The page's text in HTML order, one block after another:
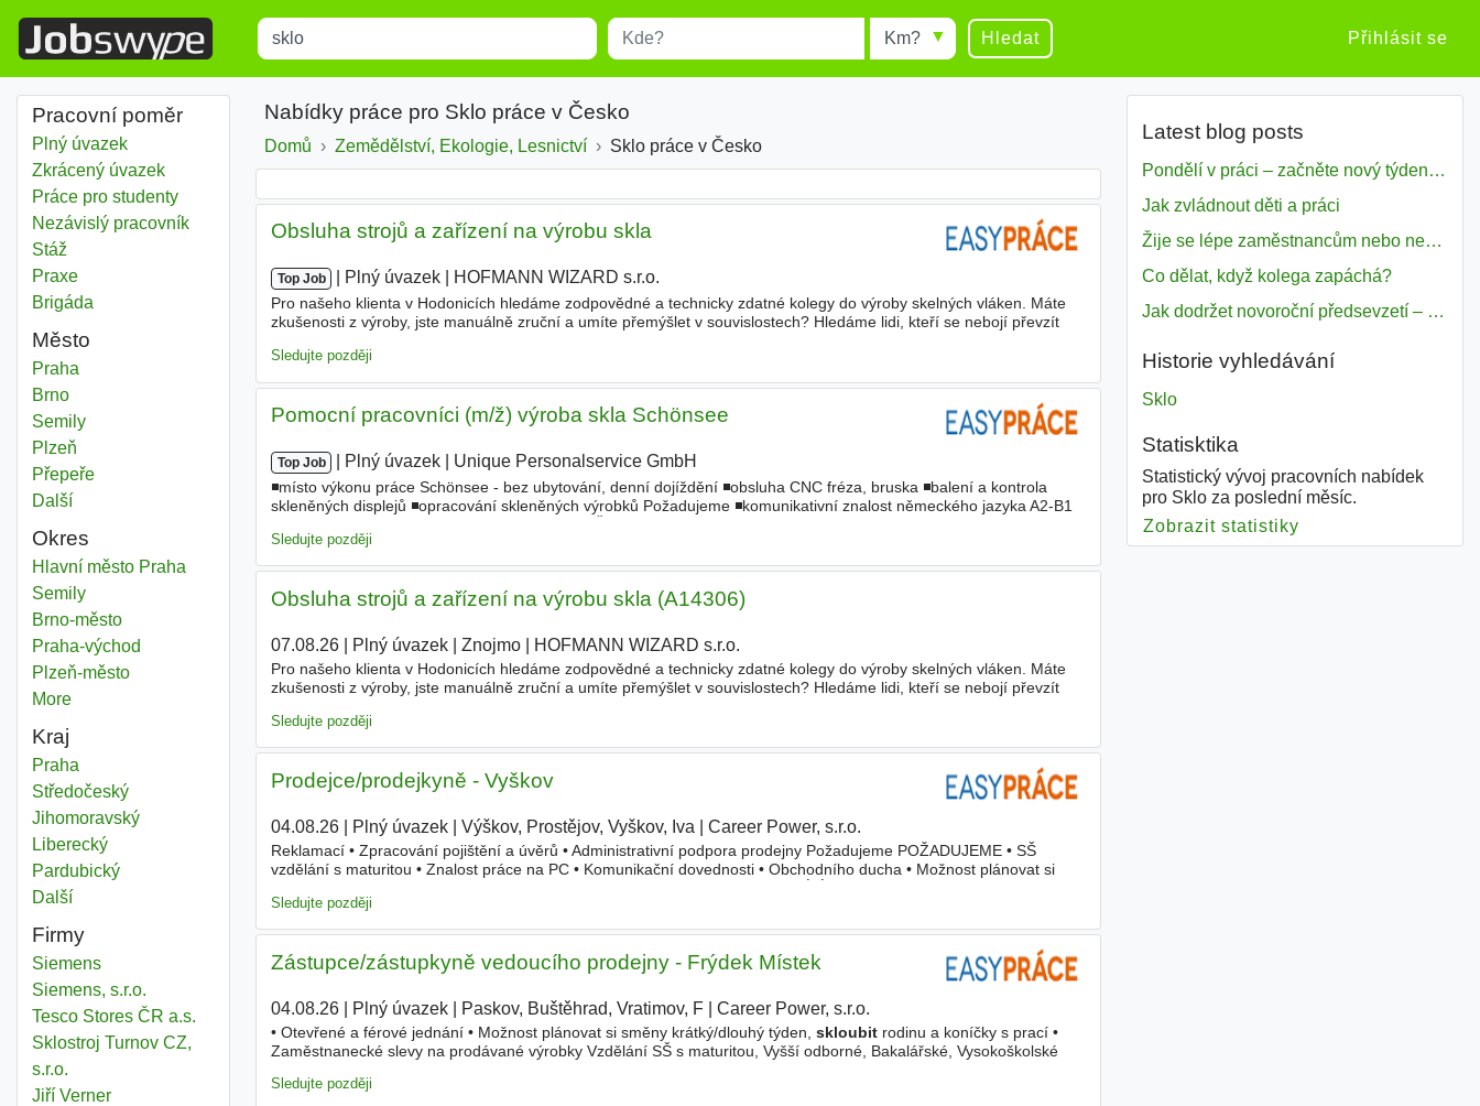
Title Místo Radius Hledat Přihlásit se
Pracovní poměr
Plný úvazek
Zkrácený úvazek
Práce pro studenty
Nezávislý pracovník
Stáž
Praxe
Brigáda
Město
Sklo
Praha
Sklo
Brno
Sklo
Semily
Sklo
Plzeň
Sklo
Přepeře
Dalšíměsta
Okres
Sklo
Hlavní město Praha
Sklo
SemilyOkres
Sklo
Brno-městoOkres
Sklo
Praha-východ
Sklo
Plzeň-městoOkres
Moredistricts
Kraj
Sklo
Praha
Sklo
StředočeskýKraj
Sklo
JihomoravskýKraj
Sklo
LibereckýKraj
Sklo
PardubickýKraj
Dalšíkraj
Firmy
Siemens
Siemens, s.r.o.
Tesco Stores ČR a.s.
Sklostroj Turnov CZ,
s.r.o.
Jiří Verner
Nabídky práce pro Sklo práce v Česko
Domů Zemědělství, Ekologie, Lesnictví Sklo práce v Česko
Obsluha strojů a zařízení na výrobu skla
Top Job Plný úvazek HOFMANN WIZARD s.r.o.
Pro našeho klienta v Hodonicích hledáme zodpovědné a technicky zdatné kolegy do výroby skelných vláken. Máte
zkušenosti z výroby, jste manuálně zruční a umíte přemýšlet v souvislostech? Hledáme lidi, kteří se nebojí převzít
Sledujte později
Pomocní pracovníci (m/ž) výroba skla Schönsee
Top Job Plný úvazek Unique Personalservice GmbH
◾místo výkonu práce Schönsee - bez ubytování, denní dojíždění ◾obsluha CNC fréza, bruska ◾balení a kontrola
skleněných displejů ◾opracování skleněných výrobků Požadujeme ◾komunikativní znalost německého jazyka A2-B1
Sledujte později
Obsluha strojů a zařízení na výrobu skla (A14306)
07.08.26| Plný úvazek| Znojmo| HOFMANN WIZARD s.r.o.
Pro našeho klienta v Hodonicích hledáme zodpovědné a technicky zdatné kolegy do výroby skelných vláken. Máte
zkušenosti z výroby, jste manuálně zruční a umíte přemýšlet v souvislostech? Hledáme lidi, kteří se nebojí převzít
Sledujte později
Prodejce/prodejkyně - Vyškov
04.08.26| Plný úvazek| Výškov, Prostějov, Vyškov, Iva Career Power, s.r.o.
Reklamací • Zpracování pojištění a úvěrů • Administrativní podpora prodejny Požadujeme POŽADUJEME • SŠ
vzdělání s maturitou • Znalost práce na PC • Komunikační dovednosti • Obchodního ducha • Možnost plánovat si
Sledujte později
Zástupce/zástupkyně vedoucího prodejny - Frýdek Místek
04.08.26| Plný úvazek| Paskov, Buštěhrad, Vratimov, F| Career Power, s.r.o.
• Otevřené a férové jednání • Možnost plánovat si směny krátký/dlouhý týden, skloubitrodinu a koníčky s prací •
Zaměstnanecké slevy na prodávané výrobky Vzdělání SŠ s maturitou, Vyšší odborné, Bakalářské, Vysokoškolské
Sledujte později
Latest blog posts
Pondělí v práci – začněte nový týden s motivací
Jak zvládnout děti a práci
Žije se lépe zaměstnancům nebo nezavislým pracovníkům
Co dělat, když kolega zapáchá?
Jak dodržet novoroční předsevzetí – naše tipy pro dobrý začátek roku 2018
Historie vyhledávání
Sklo
Statisktika
Statistický vývoj pracovních nabídek
pro Sklo za poslední měsíc.
Zobrazit statistiky